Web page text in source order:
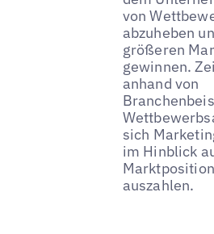
von
abzuheben
größeren
gewinnen.
anhand von
sich
im Hinblick
auszahlen.